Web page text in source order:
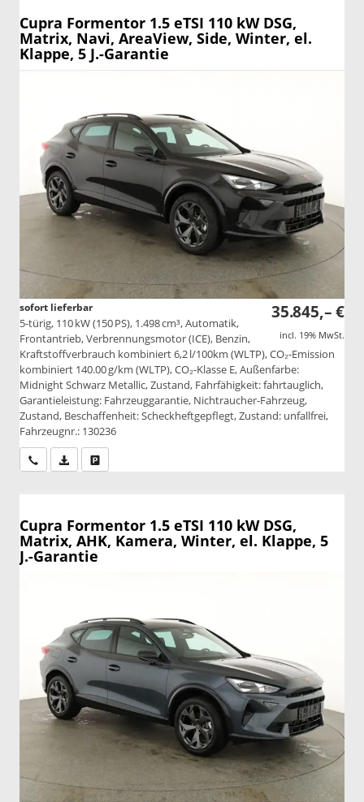
Cupra Formentor 1.5 eTSI 110 kW DSG,
Matrix, Navi, AreaView, Side, Winter, el.
Klappe, 5 J.-Garantie
35.845,– €
incl. 19% MwSt.
sofort lieferbar
5-türig, 110 kW (150 PS), 1.498 cm³, Automatik,
Frontantrieb, Verbrennungsmotor (ICE), Benzin,
Kraftstoffverbrauch kombiniert 6,2 l/100km (WLTP), CO₂-Emission
kombiniert 140.00 g/km (WLTP), CO₂-Klasse E, Außenfarbe:
Midnight Schwarz Metallic, Zustand, Fahrfähigkeit: fahrtauglich,
Garantieleistung: Fahrzeuggarantie, Nichtraucher-Fahrzeug,
Zustand, Beschaffenheit: Scheckheftgepflegt, Zustand: unfallfrei,
Fahrzeugnr.: 130236
Wir rufen Sie anPDF-Datei, Fahrzeugexposé drucken
Cupra Formentor 1.5 eTSI 110 kW DSG,
Matrix, AHK, Kamera, Winter, el. Klappe, 5
J.-Garantie